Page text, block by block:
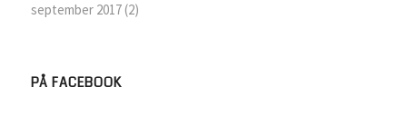
september 2017(2)
PÅ FACEBOOK